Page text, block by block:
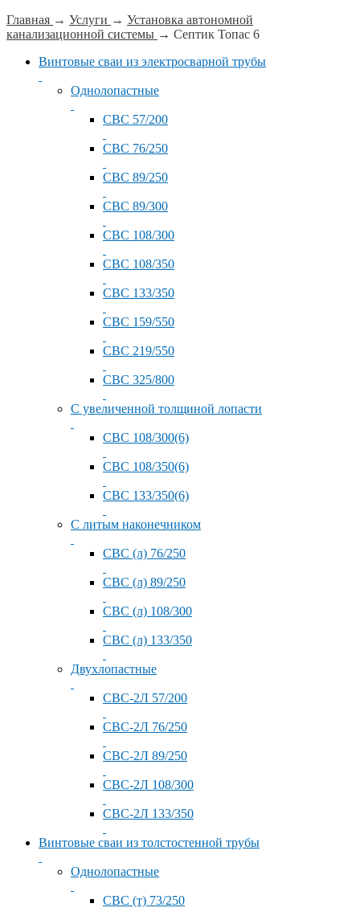
Главная → Услуги → Установка автономной
канализационной системы → Септик Топас 6
Винтовые сваи из электросварной трубы
Однолопастные
СВС 57/200
СВС 76/250
СВС 89/250
СВС 89/300
СВС 108/300
СВС 108/350
СВС 133/350
СВС 159/550
СВС 219/550
СВС 325/800
С увеличенной толщиной лопасти
СВС 108/300(6)
СВС 108/350(6)
СВС 133/350(6)
С литым наконечником
СВС (л) 76/250
СВС (л) 89/250
СВС (л) 108/300
СВС (л) 133/350
Двухлопастные
СВС-2Л 57/200
СВС-2Л 76/250
СВС-2Л 89/250
СВС-2Л 108/300
СВС-2Л 133/350
Винтовые сваи из толстостенной трубы
Однолопастные
СВС (т) 73/250